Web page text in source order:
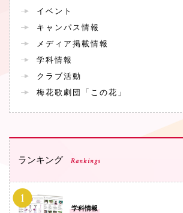
イベント
キャンパス情報
メディア掲載情報
学科情報
クラブ活動
梅花歌劇団「この花」
ランキング Rankings
学科情報